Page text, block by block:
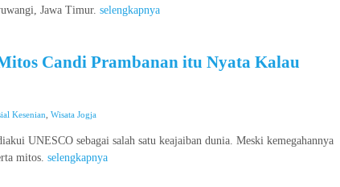
Jawa Timur. selengkapnya
Candi Prambanan itu Nyata Kalau
Kesenian Wisata Jogja
UNESCO sebagai salah satu keajaiban dunia. Meski kemegahannya
mitos. selengkapnya